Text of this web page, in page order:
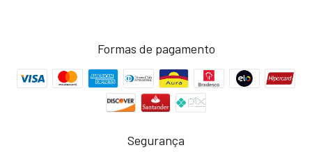
Formas de pagamento
Segurança